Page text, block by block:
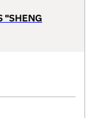
"SHENG